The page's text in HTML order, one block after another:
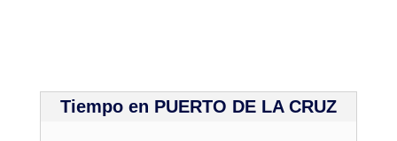
Tiempo en PUERTO DE LA CRUZ